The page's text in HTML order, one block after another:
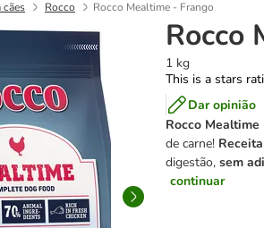
cães Rocco Rocco Mealtime - Frango
Rocco
1 kg
This is a stars
Dar opinião
Rocco Mealtime
de carne!
digestão,sem
continuar